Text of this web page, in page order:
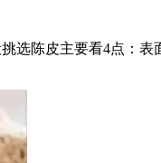
选陈皮主要看4点：表